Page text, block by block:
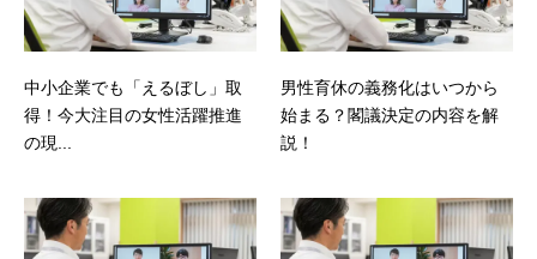
中小企業でも「えるぼし」取
得！今大注目の女性活躍推進
の現...
男性育休の義務化はいつから
始まる？閣議決定の内容を解
説！